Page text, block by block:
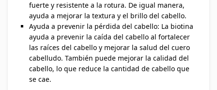
fuerte y resistente a la rotura. De igual manera,
ayuda a mejorar la textura y el brillo del cabello.
Ayuda a prevenir la pérdida del cabello: La biotina
ayuda a prevenir la caída del cabello al fortalecer
las raíces del cabello y mejorar la salud del cuero
cabelludo. También puede mejorar la calidad del
cabello, lo que reduce la cantidad de cabello que
se cae.